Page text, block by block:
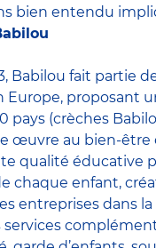
bien entendu
Babilou fait partie
Europe, proposant
pays (crèches
œuvre au bien-
qualité éducative
chaque enfant,
entreprises dans